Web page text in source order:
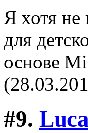
Я хотя не
для
основе
#9. Luca